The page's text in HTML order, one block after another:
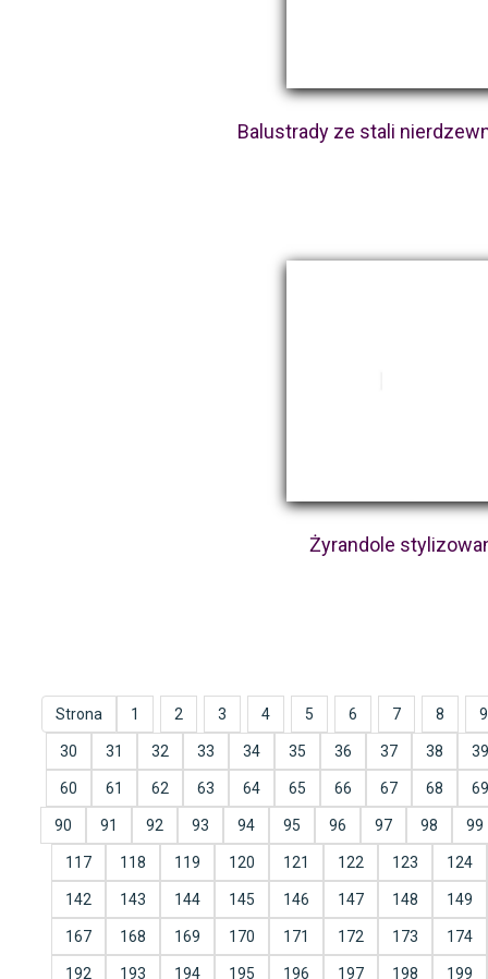
Balustrady ze stali
Żyrandole
Strona 1 2 3 4 5 6 7 8 9
30 31 32 33 34 35 36 37 38 39
60 61 62 63 64 65 66 67 68 69
90 91 92 93 94 95 96 97 98 99
117 118 119 120 121 122 123 124
142 143 144 145 146 147 148 149
167 168 169 170 171 172 173 174
192 193 194 195 196 197 198 199